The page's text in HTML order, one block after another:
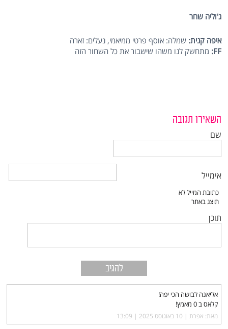
ג'וליה שחר
איפה קנית: שמלה: אוסף פרטי ממיאמי, נעלים: זארה
FF
: מתחשק לנו משהו שישבור את כל השחור הזה
השאירו תגובה
שם
אימייל
תוכן
אליאנה לבושה הכי יפה!
קלאס ב 0 מאמץ!
מאת: אפרת |‏ 10 באוגוסט 2025 | 13:09